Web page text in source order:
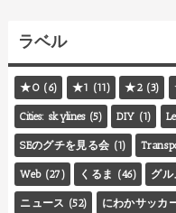
ラベル
★0 (6) ★1 (11) ★2 (3)
Cities: skylines (5) DIY (1)
SEのグチを見る会 (1)
Web (27) くるま (46) グル
ニュース (52) にわかサッカ